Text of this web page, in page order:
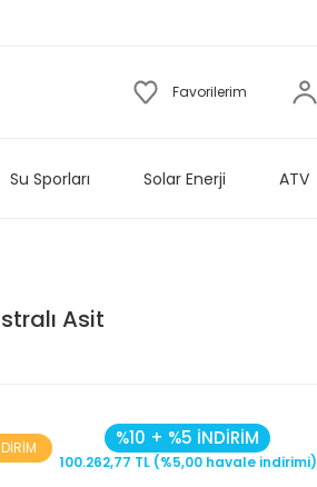
Favorilerim
Su Sporları Solar Enerji ATV
Asit
%10 + %5 İNDİRİM
100.262,77 TL (%5,00 havale indirimi)